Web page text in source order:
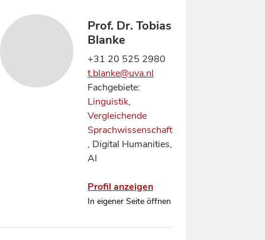
Prof. Dr. Tobias
Blanke
+31 20 525 2980
t.blanke@uva.nl
Fachgebiete:
Linguistik,
Vergleichende
Sprachwissenschaft
, Digital Humanities,
AI
Profil anzeigen
In eigener Seite öffnen